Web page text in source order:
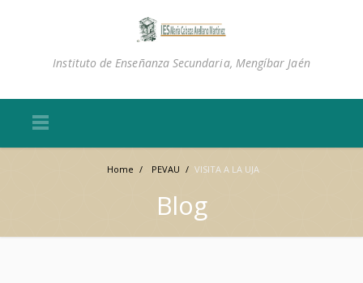
Instituto de Enseñanza Secundaria, Mengíbar Jaén
Home / PEVAU / VISITA A LA UJA
Blog